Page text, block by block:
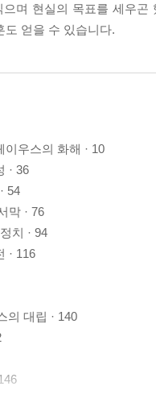
으며 현실의 목표를 세우
도 얻을 수 있습니다.
우스의 화해 · 10
· 36
54
막 · 76
치 · 94
· 116
의 대립 · 140